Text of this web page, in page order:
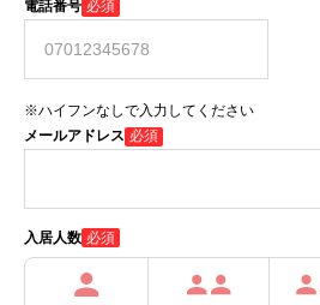
電話番号 必須
※ハイフンなしで入力してください
メールアドレス 必須
入居人数 必須